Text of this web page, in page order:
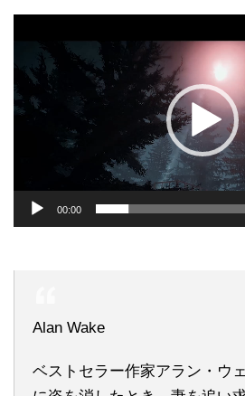
ー
ヤ
00:00
Alan Wake
ベストセラー作家アラン・ウ